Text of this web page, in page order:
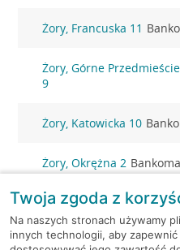
Żory, Francuska 11
Żory, Górne Przedmieście
9
Żory, Katowicka 10
Żory, Okrężna 2
Żory, Os.Powstańców
Śląskich PU-8
Twoja zgoda z
Na naszych stronach używamy
innych technologii, aby zapewnić